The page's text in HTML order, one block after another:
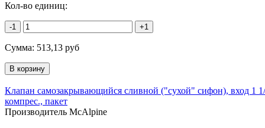
Кол-во единиц:
-1 +1
Сумма: 513,13 руб
Клапан самозакрывающийся сливной ("сухой" сифон), вход 1
компрес., пакет
Производитель McAlpine